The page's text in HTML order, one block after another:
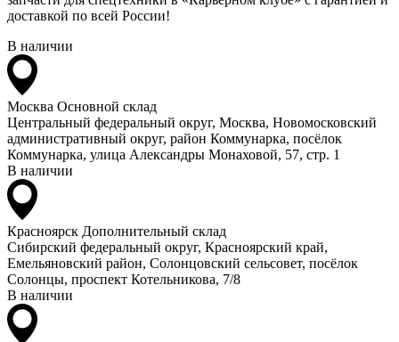
доставкой по всей России!
В наличии
Москва Основной склад
Центральный федеральный округ, Москва, Новомосковский
административный округ, район Коммунарка, посёлок
Коммунарка, улица Александры Монаховой, 57, стр. 1
В наличии
Красноярск Дополнительный склад
Сибирский федеральный округ, Красноярский край,
Емельяновский район, Солонцовский сельсовет, посёлок
Солонцы, проспект Котельникова, 7/8
В наличии